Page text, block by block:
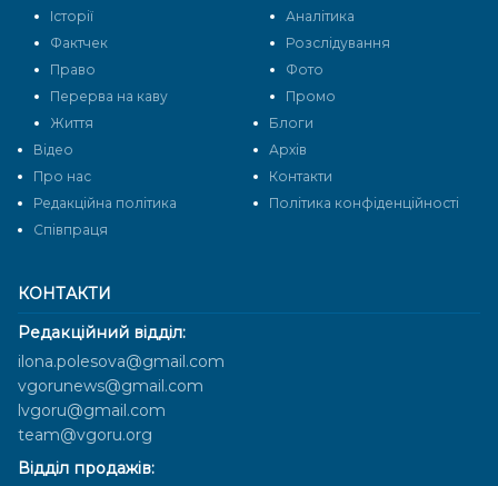
КОНТАКТИ
Редакційний відділ:
ilona.polesova@gmail.com
vgorunews@gmail.com
lvgoru@gmail.com
team@vgoru.org
Відділ продажів:
Історії
Аналітика
Фактчек
Розслідування
Право
Фото
Перерва на каву
Промо
Життя
Блоги
Відео
Архів
Про нас
Контакти
Редакційна політика
Політика конфіденційності
Cпівпраця